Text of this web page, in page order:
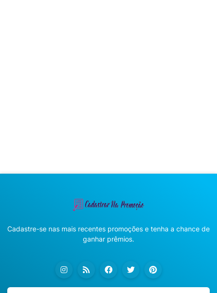
Cadastre-se nas mais recentes promoções e tenha a chance de
ganhar prêmios.